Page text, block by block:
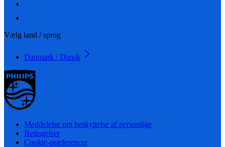
Vælg land / sprog
Danmark / Dansk
Meddelelse om beskyttelse af personlige
Betingelser
Cookie-præferencer